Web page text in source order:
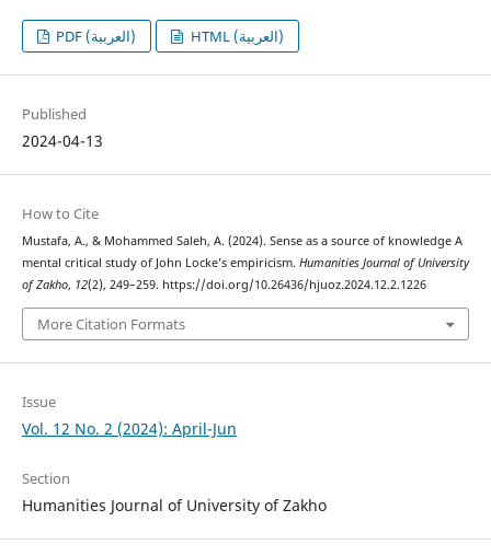
PDF (العربية) HTML (العربية)
Published
2024-04-13
How to Cite
Mustafa, A., & Mohammed Saleh, A. (2024). Sense as a source of knowledge A
mental critical study of John Locke’s empiricism. Humanities Journal of University
of Zakho, 12(2), 249–259. https://doi.org/10.26436/hjuoz.2024.12.2.1226
More Citation Formats
Issue
Vol. 12 No. 2 (2024): April-Jun
Section
Humanities Journal of University of Zakho